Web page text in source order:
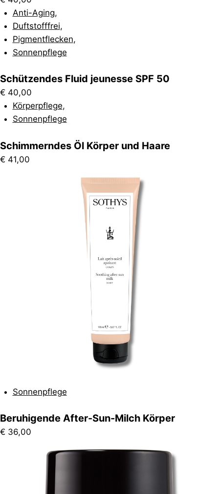
Anti-Aging,
Duftstofffrei,
Pigmentflecken,
Sonnenpflege
Schützendes Fluid jeunesse SPF 50
€ 40,00
Körperpflege,
Sonnenpflege
Schimmerndes Öl Körper und Haare
€ 41,00
Sonnenpflege
Beruhigende After-Sun-Milch Körper
€ 36,00